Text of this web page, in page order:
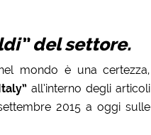
del settore.
mondo è una certezza,
all’interno degli articoli
2015 a oggi sulle